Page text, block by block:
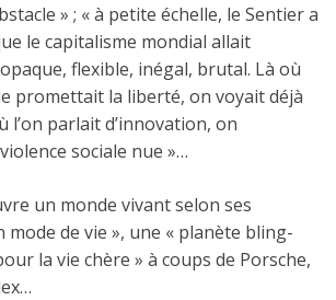
» ; « à petite échelle, le Sentier a
le capitalisme mondial allait
flexible, inégal, brutal. Là où
promettait la liberté, on voyait déjà
l’on parlait d’innovation, on
sociale nue »…
un monde vivant selon ses
mode de vie », une « planète bling-
la vie chère » à coups de Porsche,